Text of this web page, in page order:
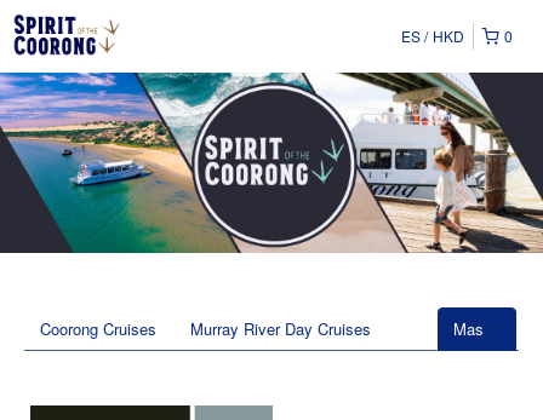
0
ES HKD
Mas
Coorong Cruises Murray River Day Cruises